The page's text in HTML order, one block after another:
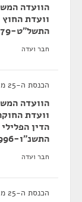
הוועדה
וועדת
התשל"ט-1979
חבר ועדה
הכנסת ה-25 מ-15/07/2025
הוועדה
הדין
התשנ"ו-1996 (מעצר בפיקוח אלקטרוני)
חבר ועדה
הכנסת ה-25 מ-09/07/2025